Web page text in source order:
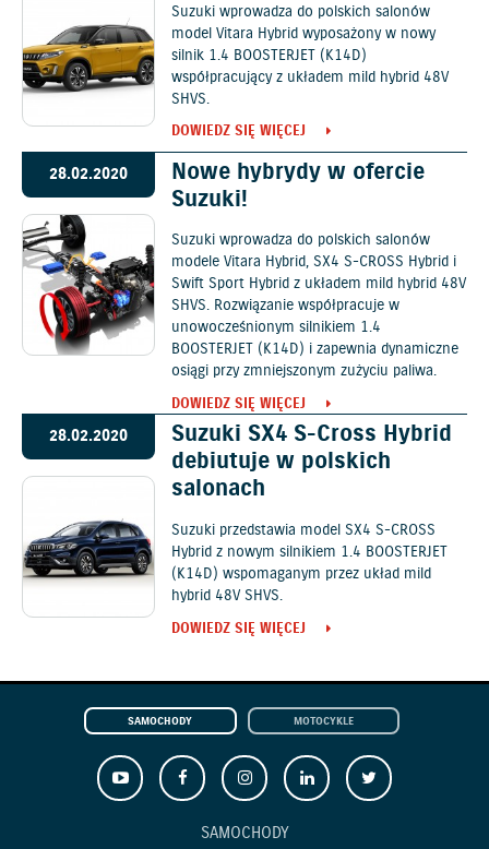
Suzuki wprowadza do polskich salonów
model Vitara Hybrid wyposażony w nowy
silnik 1.4 BOOSTERJET (K14D)
współpracujący z układem mild hybrid 48V
SHVS.
DOWIEDZ SIĘ WIĘCEJ
28.02.2020
Nowe hybrydy w ofercie
Suzuki!
Suzuki wprowadza do polskich salonów
modele Vitara Hybrid, SX4 S-CROSS Hybrid i
Swift Sport Hybrid z układem mild hybrid 48V
SHVS. Rozwiązanie współpracuje w
unowocześnionym silnikiem 1.4
BOOSTERJET (K14D) i zapewnia dynamiczne
osiągi przy zmniejszonym zużyciu paliwa.
DOWIEDZ SIĘ WIĘCEJ
28.02.2020
Suzuki SX4 S-Cross Hybrid
debiutuje w polskich
salonach
Suzuki przedstawia model SX4 S-CROSS
Hybrid z nowym silnikiem 1.4 BOOSTERJET
(K14D) wspomaganym przez układ mild
hybrid 48V SHVS.
DOWIEDZ SIĘ WIĘCEJ
SAMOCHODY MOTOCYKLE
SAMOCHODY